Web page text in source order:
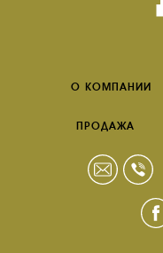
О КОМПАНИИ
ПРОДАЖА